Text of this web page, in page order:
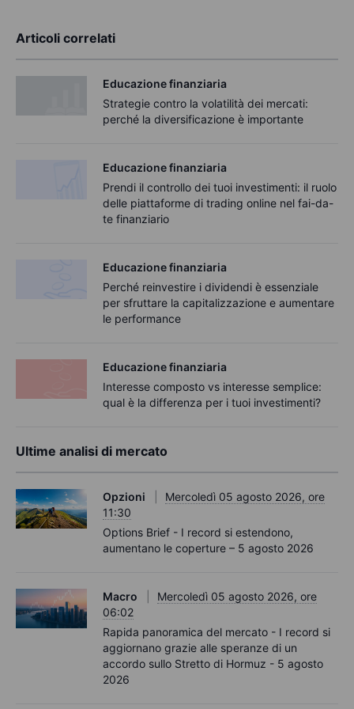
Articoli correlati
Educazione finanziaria
Strategie contro la volatilità dei mercati:
perché la diversificazione è importante
Educazione finanziaria
Prendi il controllo dei tuoi investimenti: il ruolo
delle piattaforme di trading online nel fai-da-
te finanziario
Educazione finanziaria
Perché reinvestire i dividendi è essenziale
per sfruttare la capitalizzazione e aumentare
le performance
Educazione finanziaria
Interesse composto vs interesse semplice:
qual è la differenza per i tuoi investimenti?
Ultime analisi di mercato
Opzioni
Mercoledì 05 agosto 2026, ore
11:30
Options Brief - I record si estendono,
aumentano le coperture – 5 agosto 2026
Macro
Mercoledì 05 agosto 2026, ore
06:02
Rapida panoramica del mercato - I record si
aggiornano grazie alle speranze di un
accordo sullo Stretto di Hormuz - 5 agosto
2026